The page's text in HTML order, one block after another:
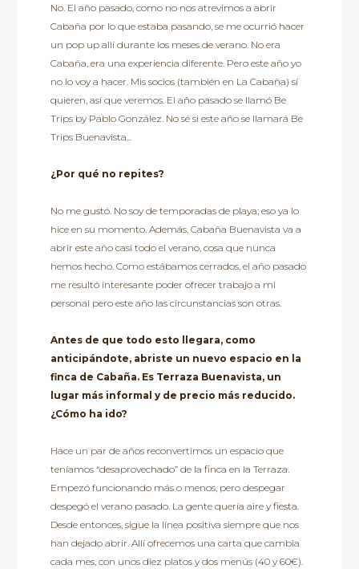
No. El año pasado, como no nos atrevimos a abrir
Cabaña por lo que estaba pasando, se me ocurrió hacer
un pop up allí durante los meses de verano. No era
Cabaña, era una experiencia diferente. Pero este año yo
no lo voy a hacer. Mis socios (también en La Cabaña) sí
quieren, así que veremos. El año pasado se llamó Be
Trips by Pablo González. No sé si este año se llamará Be
Trips Buenavista...
¿Por qué no repites?
No me gustó. No soy de temporadas de playa; eso ya lo
hice en su momento. Además, Cabaña Buenavista va a
abrir este año casi todo el verano, cosa que nunca
hemos hecho. Como estábamos cerrados, el año pasado
me resultó interesante poder ofrecer trabajo a mi
personal pero este año las circunstancias son otras.
Antes de que todo esto llegara, como
anticipándote, abriste un nuevo espacio en la
finca de Cabaña. Es Terraza Buenavista, un
lugar más informal y de precio más reducido.
¿Cómo ha ido?
Hace un par de años reconvertimos un espacio que
teníamos “desaprovechado” de la finca en la Terraza.
Empezó funcionando más o menos, pero despegar
despegó el verano pasado. La gente quería aire y fiesta.
Desde entonces, sigue la línea positiva siempre que nos
han dejado abrir. Allí ofrecemos una carta que cambia
cada mes, con unos diez platos y dos menús (40 y 60€).